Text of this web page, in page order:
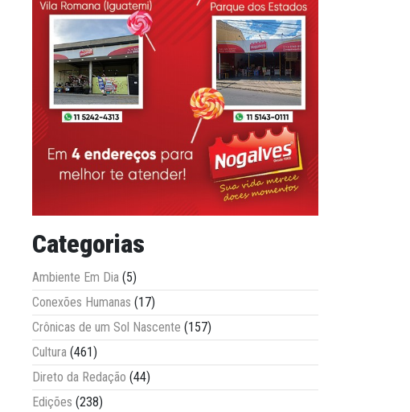
Categorias
Ambiente Em Dia (5)
Conexões Humanas (17)
Crônicas de um Sol Nascente (157)
Cultura (461)
Direto da Redação (44)
Edições (238)